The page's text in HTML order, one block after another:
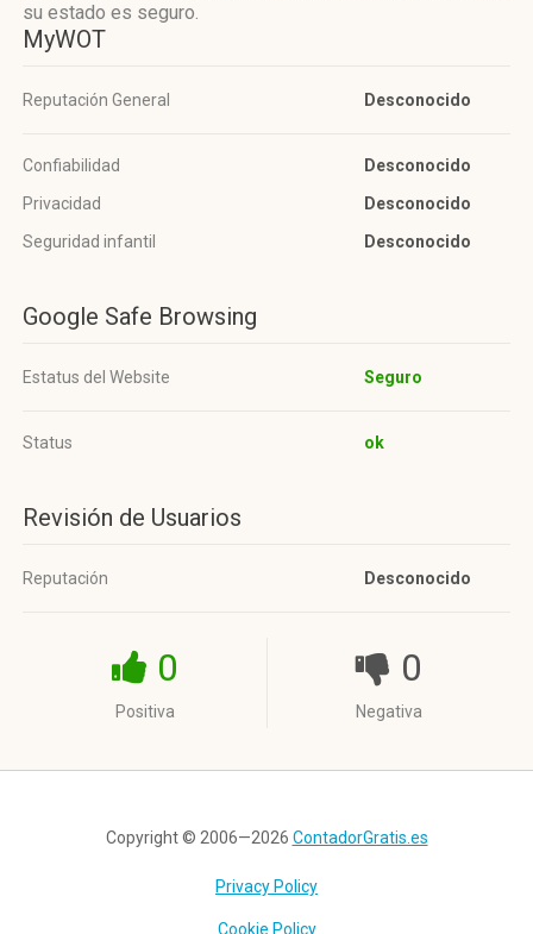
su estado es seguro.
MyWOT
Reputación General Desconocido
Confiabilidad
Desconocido
Privacidad
Desconocido
Seguridad infantil
Desconocido
Google Safe Browsing
Estatus del Website Seguro
Status ok
Revisión de Usuarios
Reputación Desconocido
0
Positiva
0
Negativa
Copyright © 2006—2026 ContadorGratis.es
Privacy Policy
Cookie Policy